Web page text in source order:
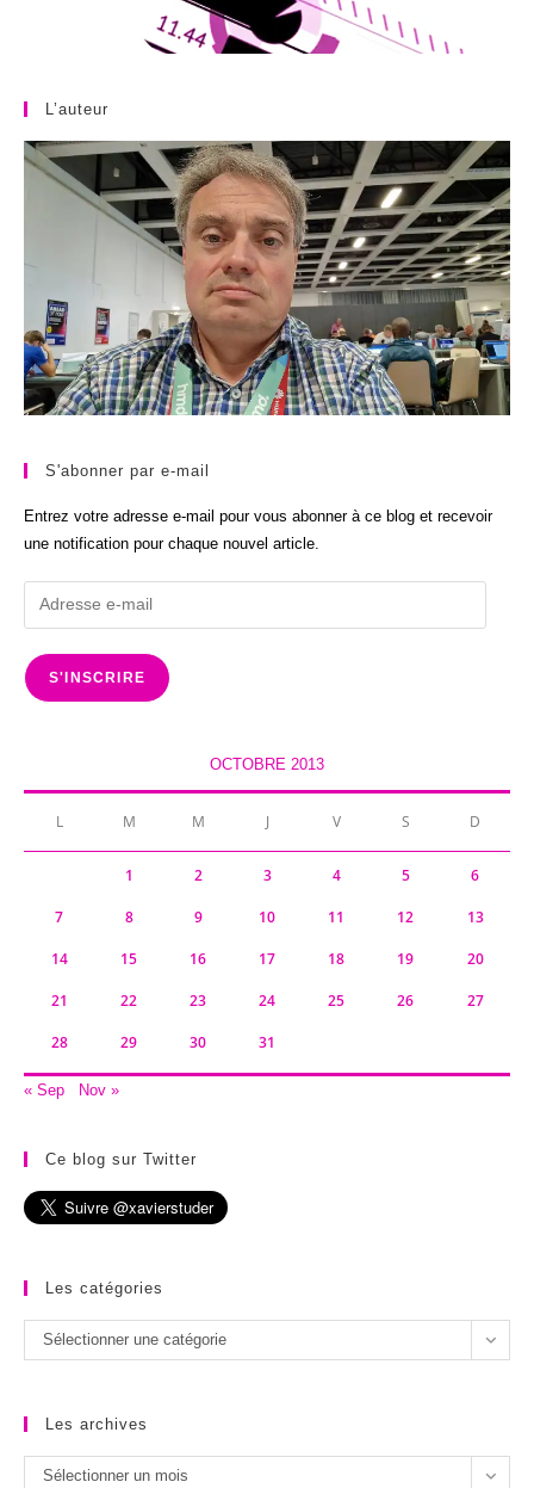
L’auteur
S'abonner par e-mail
Entrez votre adresse e-mail pour vous abonner à ce blog et recevoir
une notification pour chaque nouvel article.
Adresse
e-
mail
S'INSCRIRE
OCTOBRE 2013
L M M J V S D
1 2 3 4 5 6
7 8 9 10 11 12 13
14 15 16 17 18 19 20
21 22 23 24 25 26 27
28 29 30 31
« Sep Nov »
Ce blog sur Twitter
Les catégories
Les
catégories
Sélectionner une catégorie
Les archives
LesSélectionner un mois